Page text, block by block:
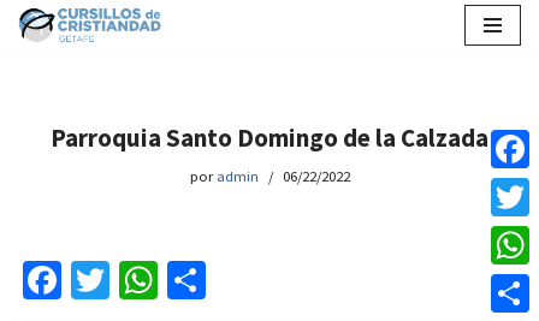
Parroquia Santo Domingo de la Calzada
por admin 06/22/2022
Fa T
W